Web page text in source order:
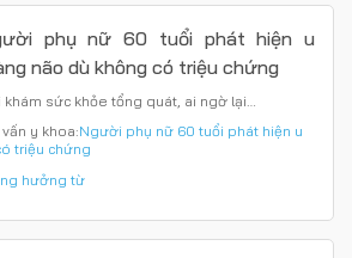
phụ nữ 60 tuổi phát hiện u
não dù không có triệu chứng
khám sức khỏe tổng quát, ai ngờ lại…
y khoa:Người phụ nữ 60 tuổi phát hiện u
triệu chứng
hưởng từ